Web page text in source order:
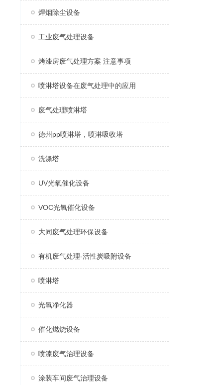
焊烟除尘设备
工业废气处理设备
烤漆房废气处理方案 注意事项
喷淋塔设备在废气处理中的应用
废气处理喷淋塔
德州pp喷淋塔，喷淋吸收塔
洗涤塔
UV光氧催化设备
VOC光氧催化设备
大同废气处理环保设备
有机废气处理-活性炭吸附设备
喷淋塔
光氧净化器
催化燃烧设备
喷漆废气治理设备
涂装车间废气治理设备